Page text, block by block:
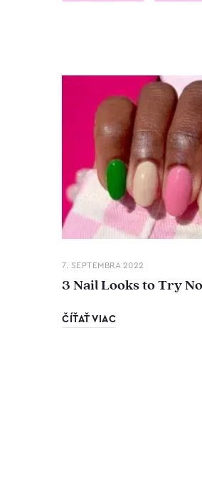
7. SEPTEMBRA 2022
3 Nail Looks to Try
ČÍŤAŤ VIAC